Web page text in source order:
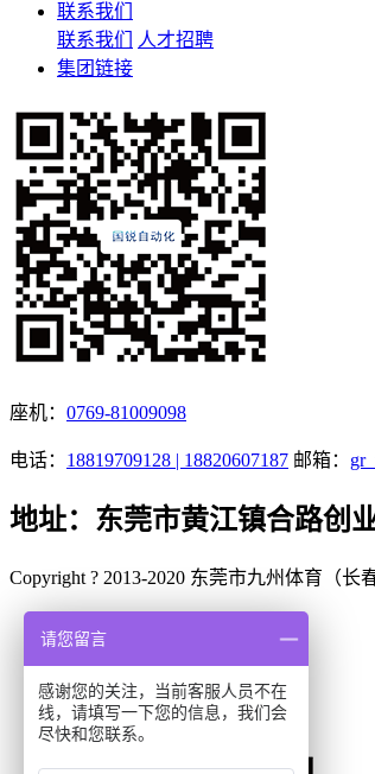
联系我们
联系我们
人才招聘
集团链接
座机： 0769-81009098
电话： 18819709128 | 18820607187 邮箱：
地址：东莞市黄江镇合路创
Copyright ? 2013-2020 东莞市九州体育（长
点击咨询
0769-81009098转811
请您留言
感谢您的关注，当前客服人员不在
线，请填写一下您的信息，我们会
尽快和您联系。